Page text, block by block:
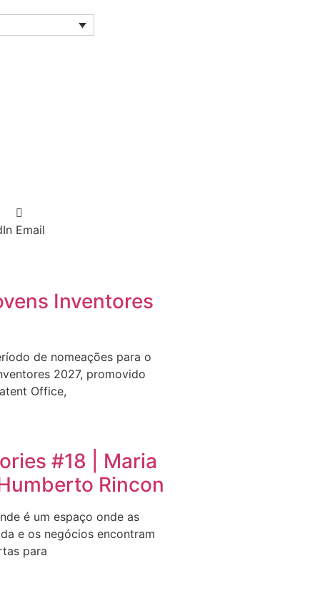
Email
Inventores
de nomeações para o
2027, promovido
Office,
#18 | Maria
Rincon
é um espaço onde as
e os negócios encontram
para